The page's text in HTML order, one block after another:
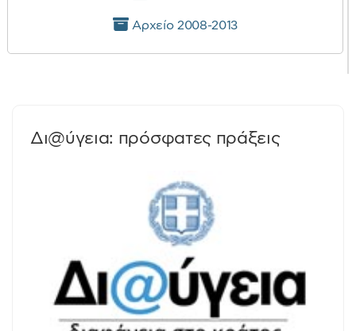
Αρχείο 2008-2013
Δι@ύγεια: πρόσφατες πράξεις